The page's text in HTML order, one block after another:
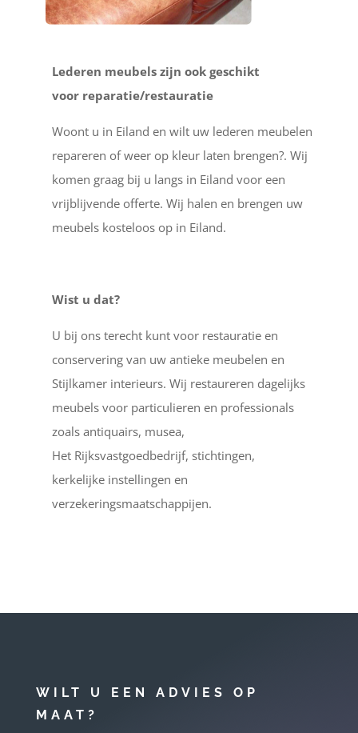
Lederen meubels zijn ook geschikt
voor reparatie/restauratie
Woont u in Eiland en wilt uw lederen meubelen
repareren of weer op kleur laten brengen?. Wij
komen graag bij u langs in Eiland voor een
vrijblijvende offerte. Wij halen en brengen uw
meubels kosteloos op in Eiland.
Wist u dat?
U bij ons terecht kunt voor restauratie en
conservering van uw antieke meubelen en
Stijlkamer interieurs. Wij restaureren dagelijks
meubels voor particulieren en professionals
zoals antiquairs, musea,
Het Rijksvastgoedbedrijf, stichtingen,
kerkelijke instellingen en
verzekeringsmaatschappijen.
WILT U EEN ADVIES OP
MAAT?